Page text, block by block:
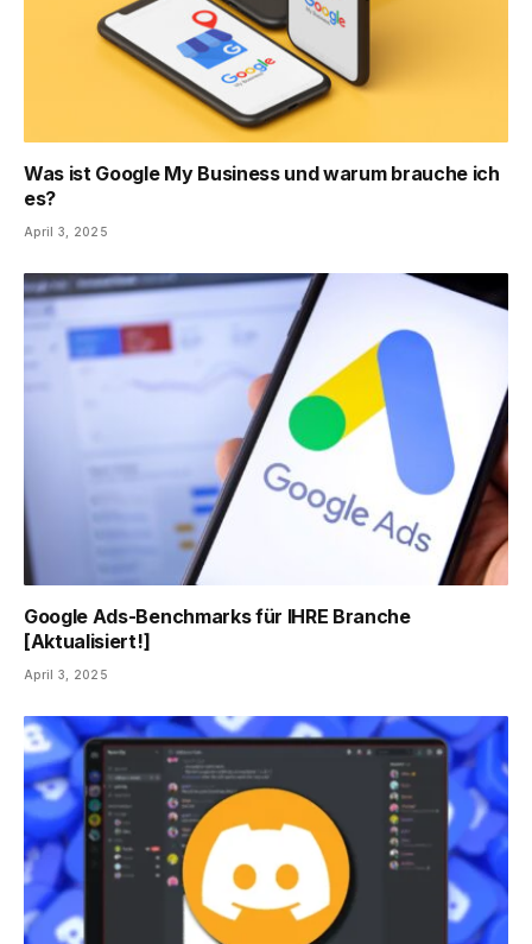
Was ist Google My Business und warum brauche ich
es?
April 3, 2025
Google Ads-Benchmarks für IHRE Branche
[Aktualisiert!]
April 3, 2025